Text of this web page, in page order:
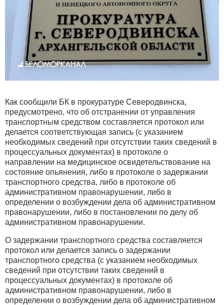
Как сообщили БК в прокуратуре Северодвинска,
предусмотрено, что об отстранении от управления
транспортным средством составляется протокол или
делается соответствующая запись (с указанием
необходимых сведений при отсутствии таких сведений в
процессуальных документах) в протоколе о
направлении на медицинское освидетельствование на
состояние опьянения, либо в протоколе о задержании
транспортного средства, либо в протоколе об
административном правонарушении, либо в
определении о возбуждении дела об административном
правонарушении, либо в постановлении по делу об
административном правонарушении.
О задержании транспортного средства составляется
протокол или делается запись о задержании
транспортного средства (с указанием необходимых
сведений при отсутствии таких сведений в
процессуальных документах) в протоколе об
административном правонарушении, либо в
определении о возбуждении дела об административном